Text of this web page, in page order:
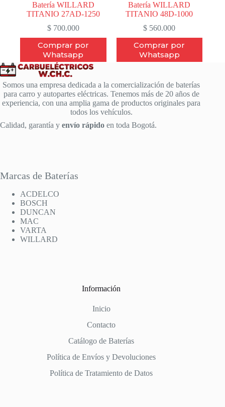
Batería WILLARD
TITANIO 27AD-1250
$700.000
Comprar por
Whatsapp
Batería WILLARD
TITANIO 48D-1000
$ 560.000
Comprar por
Whatsapp
Somos una empresa dedicada a la comercialización de baterías
para carro y autopartes eléctricas. Tenemos más de 20 años de
experiencia, con una amplia gama de productos originales para
todos los vehículos.
Calidad, garantía y envío rápido en toda Bogotá.
Marcas de Baterías
ACDELCO
BOSCH
DUNCAN
MAC
VARTA
WILLARD
Información
Inicio
Contacto
Catálogo de Baterías
Política de Envíos y Devoluciones
Política de Tratamiento de Datos